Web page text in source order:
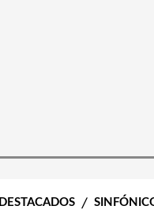
DESTACADOS